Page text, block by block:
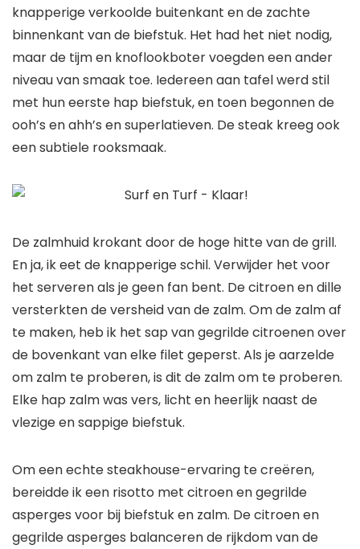
knapperige verkoolde buitenkant en de zachte
binnenkant van de biefstuk. Het had het niet nodig,
maar de tijm en knoflookboter voegden een ander
niveau van smaak toe. Iedereen aan tafel werd stil
met hun eerste hap biefstuk, en toen begonnen de
ooh’s en ahh’s en superlatieven. De steak kreeg ook
een subtiele rooksmaak.
De zalmhuid krokant door de hoge hitte van de grill.
En ja, ik eet de knapperige schil. Verwijder het voor
het serveren als je geen fan bent. De citroen en dille
versterkten de versheid van de zalm. Om de zalm af
te maken, heb ik het sap van gegrilde citroenen over
de bovenkant van elke filet geperst. Als je aarzelde
om zalm te proberen, is dit de zalm om te proberen.
Elke hap zalm was vers, licht en heerlijk naast de
vlezige en sappige biefstuk.
Om een ​​echte steakhouse-ervaring te creëren,
bereidde ik een risotto met citroen en gegrilde
asperges voor bij biefstuk en zalm. De citroen en
gegrilde asperges balanceren de rijkdom van de